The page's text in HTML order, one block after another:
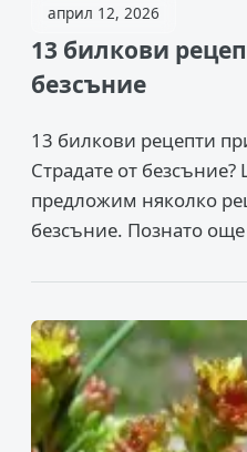
април 12, 2026
13 билкови
безсъние
13 билкови рецепти
Страдате от
предложим няколко
безсъние. Познато още